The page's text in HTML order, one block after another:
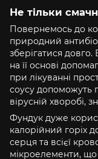
Не тільки
Повернемось до
природний
зберігатися
на її основі
при лікуванні
соусу допоможуть
вірусній хворобі,
Фундук дуже
калорійний горіх
серця та всієї
мікроелементи, що